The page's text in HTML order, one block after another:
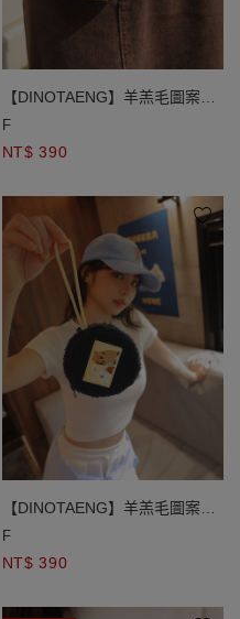
【DINOTAENG】羊羔毛圖案織
標圓形零錢包
F
NT$ 390
【DINOTAENG】羊羔毛圖案織
標圓形零錢包
F
NT$ 390